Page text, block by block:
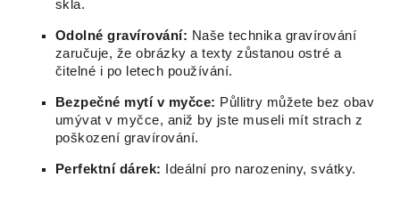
skla.
Odolné gravírování: Naše technika gravírování
zaručuje, že obrázky a texty zůstanou ostré a
čitelné i po letech používání.
Bezpečné mytí v myčce: Půllitry můžete bez obav
umývat v myčce, aniž by jste museli mít strach z
poškození gravírování.
Perfektní dárek: Ideální pro narozeniny, svátky.